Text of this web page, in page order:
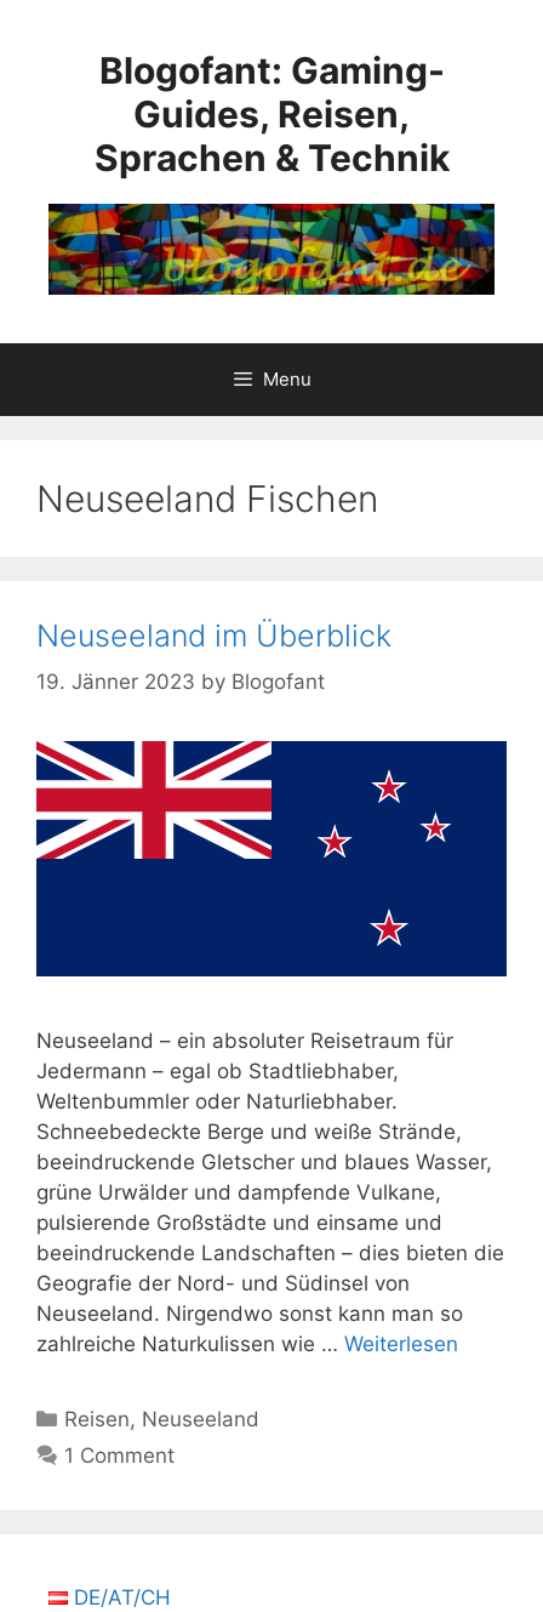
Blogofant: Gaming-
Guides, Reisen,
Sprachen & Technik
Menu
Neuseeland Fischen
Neuseeland im Überblick
19. Jänner 2023 by Blogofant
Neuseeland – ein absoluter Reisetraum für
Jedermann – egal ob Stadtliebhaber,
Weltenbummler oder Naturliebhaber.
Schneebedeckte Berge und weiße Strände,
beeindruckende Gletscher und blaues Wasser,
grüne Urwälder und dampfende Vulkane,
pulsierende Großstädte und einsame und
beeindruckende Landschaften – dies bieten die
Geografie der Nord- und Südinsel von
Neuseeland. Nirgendwo sonst kann man so
zahlreiche Naturkulissen wie … Weiterlesen
Kategorien
Reisen, Neuseeland
1 Comment
DE/AT/CH